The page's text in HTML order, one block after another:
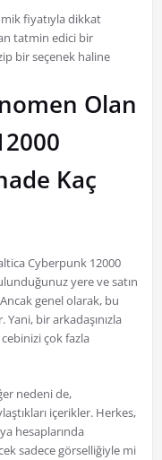
fiyatıyla dikkat
tatmin edici bir
bir seçenek haline
Olan
Kaç
Cyberpunk 12000
yere ve satın
genel olarak, bu
Yani, bir arkadaşınızla
çok fazla
nedeni de,
içerikler. Herkes,
hesaplarında
sadece görselliğiyle mi